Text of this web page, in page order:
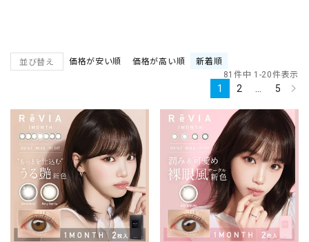
2025.02.03
2025.01.30 新商品
エバーカラーマンスリー (Ever Color 1month)
2025.01.30 新商品
フェリアモマンスリー (feliamo 1month)
並び替え 価格が安い順 価格が高い順 新着順
81 件中 1 -20件表示
1 2 5